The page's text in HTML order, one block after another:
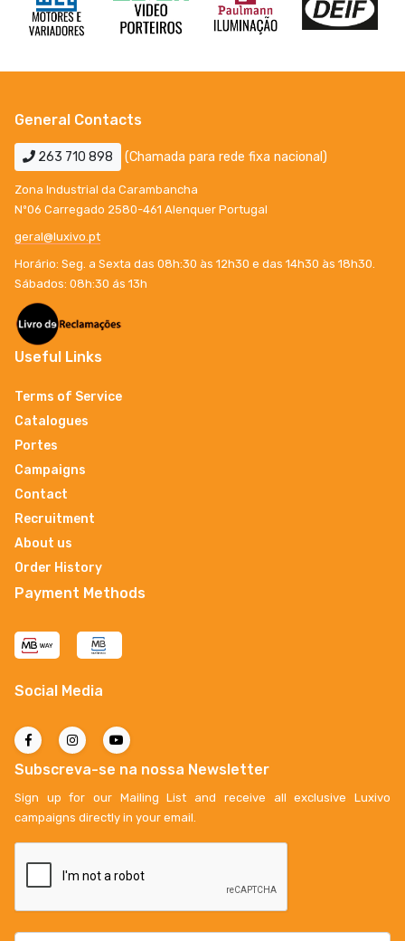
General Contacts
263 710 898 (Chamada para rede fixa nacional)
Zona Industrial da Carambancha
Nº06 Carregado 2580-461 Alenquer Portugal
geral@luxivo.pt
Horário: Seg. a Sexta das 08h:30 às 12h30 e das 14h30 às 18h30.
Sábados: 08h:30 ás 13h
Useful Links
Terms of Service
Catalogues
Portes
Campaigns
Contact
Recruitment
About us
Order History
Payment Methods
Social Media
Subscreva-se na nossa Newsletter
Sign up for our Mailing List and receive all exclusive Luxivo
campaigns directly in your email.